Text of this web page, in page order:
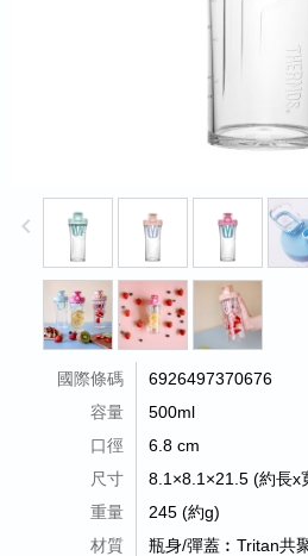
keyboard_arrow_left
國際條碼
6926497370676
容量
500ml
口徑
6.8 cm
尺寸
8.1×8.1×21.5 (約長x
重量
245 (約g)
材質
瓶身/彈蓋︰Tritan共